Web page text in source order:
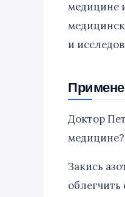
медицине
и
Доктор
медицине?
Закись
облегчить